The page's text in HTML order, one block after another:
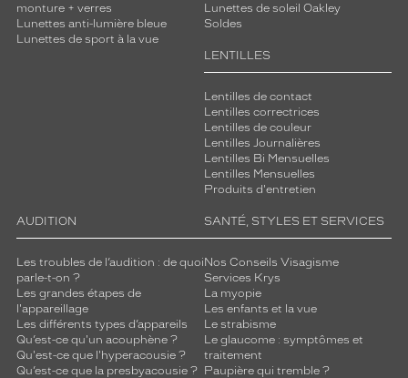
monture + verres
Lunettes anti-lumière bleue
Lunettes de sport à la vue
Lunettes de soleil Oakley
Soldes
LENTILLES
Lentilles de contact
Lentilles correctrices
Lentilles de couleur
Lentilles Journalières
Lentilles Bi Mensuelles
Lentilles Mensuelles
Produits d'entretien
AUDITION
Les troubles de l’audition : de quoi
parle-t-on ?
Les grandes étapes de
l'appareillage
Les différents types d’appareils
Qu’est-ce qu'un acouphène ?
Qu'est-ce que l'hyperacousie ?
Qu’est-ce que la presbyacousie ?
SANTÉ, STYLES ET SERVICES
Nos Conseils Visagisme
Services Krys
La myopie
Les enfants et la vue
Le strabisme
Le glaucome : symptômes et
traitement
Paupière qui tremble ?